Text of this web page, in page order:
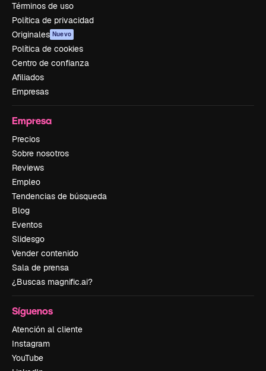
Términos de uso
Política de privacidad
Originales Nuevo
Política de cookies
Centro de confianza
Afiliados
Empresas
Empresa
Precios
Sobre nosotros
Reviews
Empleo
Tendencias de búsqueda
Blog
Eventos
Slidesgo
Vender contenido
Sala de prensa
¿Buscas magnific.ai?
Síguenos
Atención al cliente
Instagram
YouTube